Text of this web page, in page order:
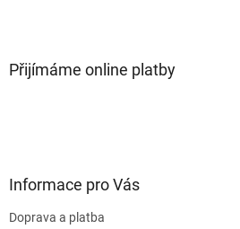
Přijímáme online platby
Informace pro Vás
Doprava a platba